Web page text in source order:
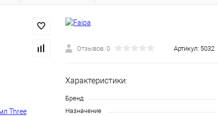
Отзывов: 0 Артикул: 5032
Характеристики:
Бренд
Назначение